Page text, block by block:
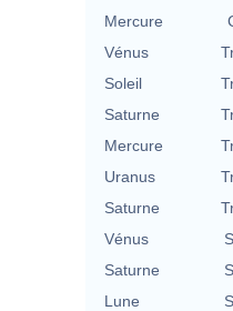
Mercure
Vénus
Soleil
Saturne
Mercure
Uranus
Saturne
Vénus
Saturne
Lune